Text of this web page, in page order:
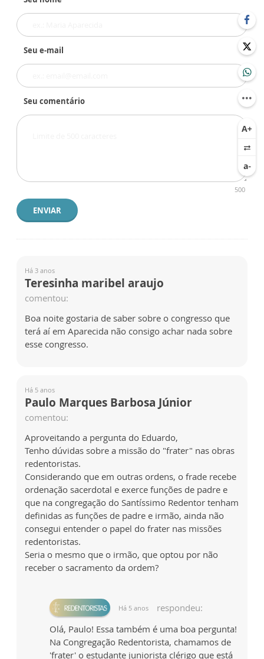
Seu e-mail
Seu comentário
500
ENVIAR
Há 3 anos
Teresinha maribel araujo
comentou:
Boa noite gostaria de saber sobre o congresso que
terá aí em Aparecida não consigo achar nada sobre
esse congresso.
Há 5 anos
Paulo Marques Barbosa Júnior
comentou:
Aproveitando a pergunta do Eduardo,
Tenho dúvidas sobre a missão do "frater" nas obras
redentoristas.
Considerando que em outras ordens, o frade recebe
ordenação sacerdotal e exerce funções de padre e
que na congregação do Santíssimo Redentor tenham
definidas as funções de padre e irmão, ainda não
consegui entender o papel do frater nas missões
redentoristas.
Seria o mesmo que o irmão, que optou por não
receber o sacramento da ordem?
Há 5 anos
respondeu:
Olá, Paulo! Essa também é uma boa pergunta!
Na Congregação Redentorista, chamamos de
'frater' o estudante juniorista clérigo que está